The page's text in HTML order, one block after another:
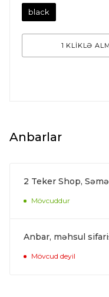
black
1 KLİKLƏ
Anbarlar
2 Teker Shop,
Mövcuddur
Anbar, məhsul
Mövcud deyil